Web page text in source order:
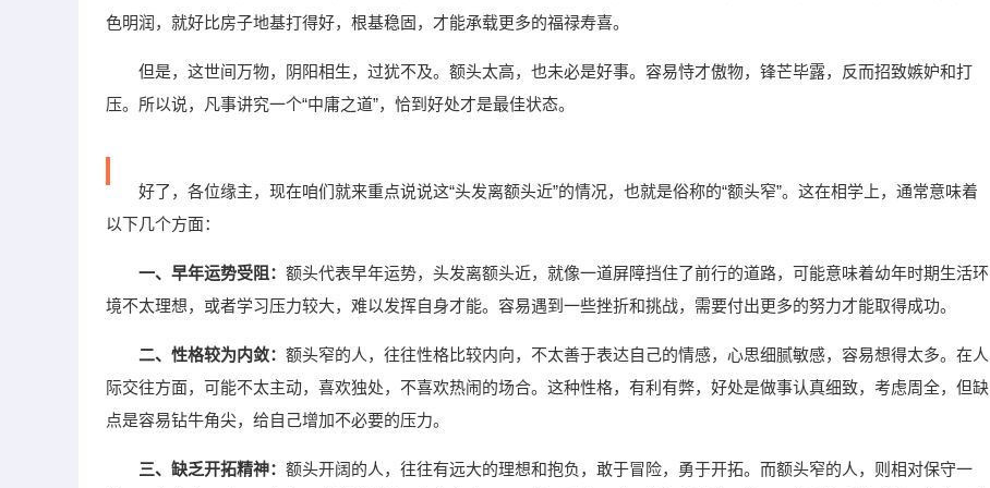
色明润，就好比房子地基打得好，根基稳固，才能承载更多的福禄寿喜。
但是，这世间万物，阴阳相生，过犹不及。额头太高，也未必是好事。容易恃才傲物，锋芒毕露，反而招致嫉妒和打
压。所以说，凡事讲究一个“中庸之道”，恰到好处才是最佳状态。
好了，各位缘主，现在咱们就来重点说说这“头发离额头近”的情况，也就是俗称的“额头窄”。这在相学上，通常意味着
以下几个方面：
一、早年运势受阻： 额头代表早年运势，头发离额头近，就像一道屏障挡住了前行的道路，可能意味着幼年时期生活环
境不太理想，或者学习压力较大，难以发挥自身才能。容易遇到一些挫折和挑战，需要付出更多的努力才能取得成功。
二、性格较为内敛： 额头窄的人，往往性格比较内向，不太善于表达自己的情感，心思细腻敏感，容易想得太多。在人
际交往方面，可能不太主动，喜欢独处，不喜欢热闹的场合。这种性格，有利有弊，好处是做事认真细致，考虑周全，但缺
点是容易钻牛角尖，给自己增加不必要的压力。
三、缺乏开拓精神： 额头开阔的人，往往有远大的理想和抱负，敢于冒险，勇于开拓。而额头窄的人，则相对保守一